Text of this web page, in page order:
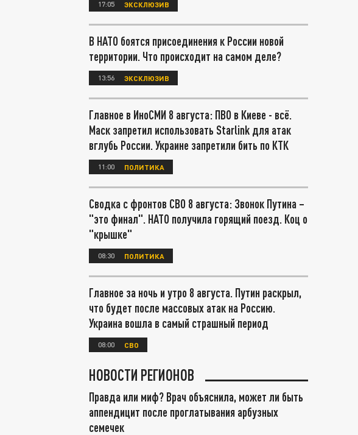
17:05 ЭКСКЛЮЗИВ
В НАТО боятся присоединения к России новой
территории. Что происходит на самом деле?
13:56 ЭКСКЛЮЗИВ
Главное в ИноСМИ 8 августа: ПВО в Киеве - всё.
Маск запретил использовать Starlink для атак
вглубь России. Украине запретили бить по КТК
11:00 ПОЛИТИКА
Сводка с фронтов СВО 8 августа: Звонок Путина –
"это финал". НАТО получила горящий поезд. Коц о
"крышке"
08:30 ПОЛИТИКА
Главное за ночь и утро 8 августа. Путин раскрыл,
что будет после массовых атак на Россию.
Украина вошла в самый страшный период
08:00 СВО
НОВОСТИ РЕГИОНОВ
Правда или миф? Врач объяснила, может ли быть
аппендицит после проглатывания арбузных
семечек